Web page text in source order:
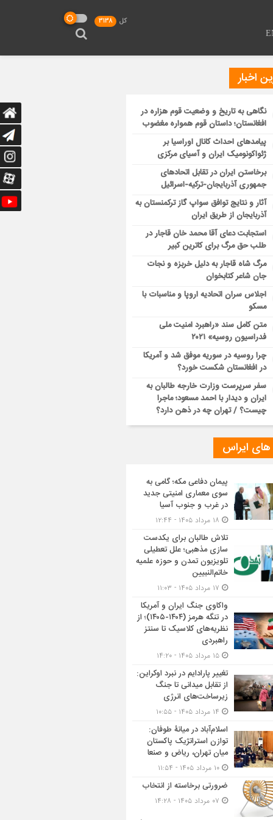
کل 3138
اخبار
نگاهی به تاریخ و وضعیت قوم هزاره در
افغانستان؛ داستان قوم همواره مغضوب
پیامدهای احداث کانال اوراسیا بر
ژئواکونومیک ایران و آسیای مرکزی
برخاستن ایران در تقابل اتحادهای
جمهوری آذربایجان-ترکیه-اسرائیل
آثار و نتایج توافق سواپ گاز ترکمنستان به
آذربایجان از طریق ایران
استجابت دعای آقا محمد خان قاجار در
طلب حق مرگ برای کاترین کبیر
مرگ شاه قاجار به دلیل خربزه و نجات
جان شاعر کتابخوان
اجلاس سران اتحادیه اروپا و مناسبات با
مسکو
متن کامل سند «راهبرد امنیت ملی
فدراسیون روسیه» ۲۰۲۱
چرا روسیه در سوریه موفق شد و آمریکا
در افغانستان شکست خورد؟
سفر سرپرست وزارت خارجه طالبان به
ایران و دیدار با احمد مسعود؛ ماجرا
چیست؟ / تهران چه در ذهن دارد؟
های ایراس
پیمان دفاعی مکه؛ گامی به
سوی معماری امنیتی جدید
در غرب و جنوب آسیا
تلاش طالبان برای یکدست
سازی مذهبی؛ علل تعطیلی
تلویزیون تمدن و حوزه علمیه
خاتم‌النبیین
واکاوی جنگ ایران و آمریکا
در تنگه هرمز (۱۴۰۴-۱۴۰۵)؛ از
نظریه‌های کلاسیک تا سنتز
راهبردی
تغییر پارادایم در نبرد اوکراین:
از تقابل میدانی تا جنگ
زیرساخت‌های انرژی
اسلام‌آباد در میانۀ طوفان:
توازن استراتژیک پاکستان
میان تهران، ریاض و صنعا
ضرورتی برخاسته از انتخاب